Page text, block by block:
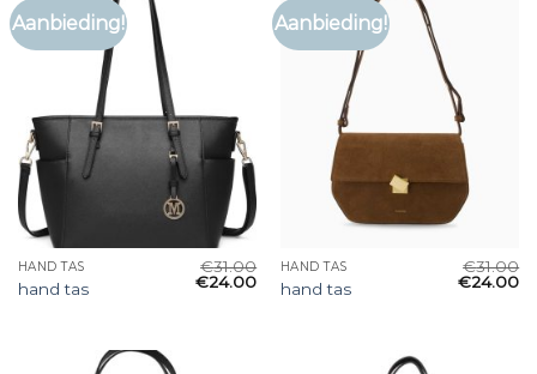
Aanbieding!
HAND TAS
hand tas
€31.00
€24.00
Aanbieding!
HAND TAS
hand tas
€31.00
€24.00